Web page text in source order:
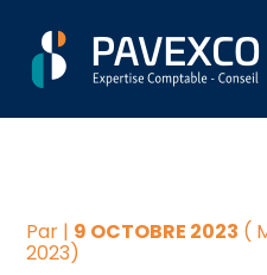
Aller
au
Créer et reprendre une
activité
Piloter votre entreprise
Piloter votre gestion
documents
QUAND UN
Par | 9 OCTOBRE 2023 (
2023)